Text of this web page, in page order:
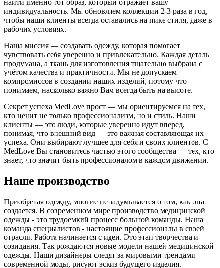
найти именно тот образ, который отражает вашу
индивидуальность. Мы обновляем коллекции 2-3 раза в год,
чтобы наши клиенты всегда оставались на пике стиля, даже в
рабочих условиях.
Наша миссия — создавать одежду, которая помогает
чувствовать себя уверенно и привлекательно. Каждая деталь
продумана, а ткань для изготовления тщательно выбрана с
учётом качества и практичности. Мы не допускаем
компромиссов в создании наших изделий, потому что
понимаем, насколько важно Вам всегда быть на высоте.
Секрет успеха MedLove прост — мы ориентируемся на тех,
кто ценит не только профессионализм, но и стиль. Наши
клиенты — это люди, которые уверенно идут вперед,
понимая, что внешний вид — это важная составляющая их
успеха. Они выбирают лучшее для себя и своих клиентов. С
MedLove Вы становитесь частью этого сообщества — тех, кто
знает, что значит быть профессионалом в каждом движении.
Наше производство
Приобретая одежду, многие не задумывается о том, как она
создается. В современном мире производство медицинской
одежды - это трудоемкий процесс большой команды. Наша
команда специалистов - настоящие профессионалы в своей
отрасли. Работа начинается с идеи. Это этап творчества и
созидания. Так рождаются новые модели нашей медицинской
одежды. Наши дизайнеры следят за мировыми трендами
современной моды, рисуют эскиз будущего изделия.